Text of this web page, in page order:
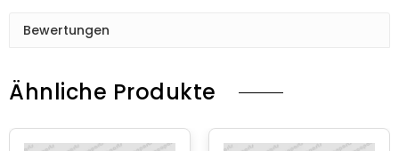
Bewertungen
Ähnliche Produkte